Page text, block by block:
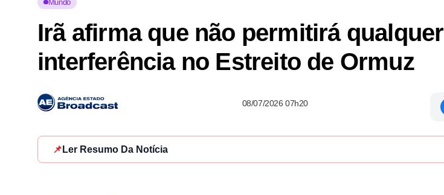
Mundo
Irã afirma que não permitirá qualquer
interferência no Estreito de Ormuz
08/07/2026 07h20
📌 Ler Resumo Da Notícia